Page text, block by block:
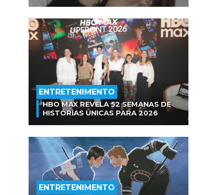
ENTRETENIMENTO
HBO MAX REVELA 52 SEMANAS DE
HISTÓRIAS ÚNICAS PARA 2026
ENTRETENIMENTO